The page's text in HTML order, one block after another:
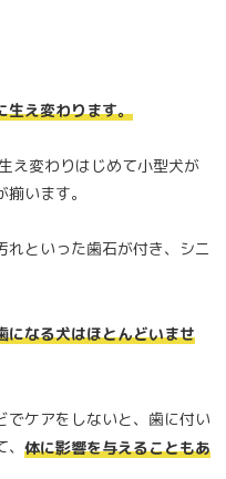
生え変わります。
え変わりはじめて小型犬が
います。
といった歯石が付き、シニ
になる犬はほとんどいませ
でケアをしないと、歯に付い
体に影響を与えることもあ